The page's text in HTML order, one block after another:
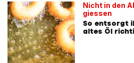
Nicht in den
giessen
So entsorgt
altes Öl